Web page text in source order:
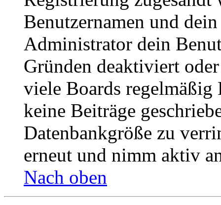
Benutzernamen und
Administrator dein
Gründen deaktiviert
viele Boards
keine Beiträge
Datenbankgröße zu
erneut und nimm aktiv
Nach oben